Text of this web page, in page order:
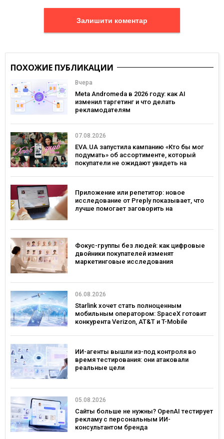
Залишити коментар
ПОХОЖИЕ ПУБЛИКАЦИИ
Вчера
Meta Andromeda в 2026 году: как AI
изменил таргетинг и что делать
рекламодателям
07.08.2026
EVA.UA запустила кампанию «Кто бы мог
подумать» об ассортименте, который
покупатели не ожидают увидеть на
Приложение или репетитор: новое
исследование от Preply показывает, что
лучше помогает заговорить на
Фокус-группы без людей: как цифровые
двойники покупателей изменят
маркетинговые исследования
06.08.2026
Starlink хочет стать полноценным
мобильным оператором: SpaceX готовит
конкурента Verizon, AT&T и T-Mobile
ИИ-агенты вышли из-под контроля во
время тестирования: они атаковали
реальные цели
05.08.2026
Сайты больше не нужны? OpenAI тестирует
рекламу с персональным ИИ-
консультантом бренда